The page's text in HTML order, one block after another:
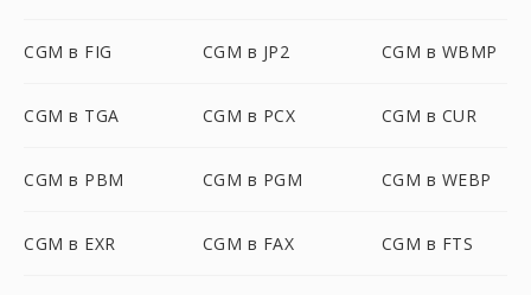
CGM в FIG CGM в JP2 CGM в WBMP
CGM в TGA CGM в PCX CGM в CUR
CGM в PBM CGM в PGM CGM в WEBP
CGM в EXR CGM в FAX CGM в FTS